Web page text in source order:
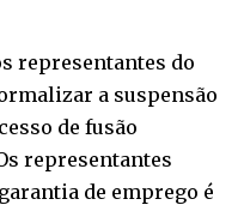
representantes do
a suspensão
de fusão
representantes
de emprego é